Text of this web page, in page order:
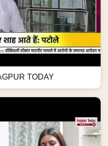
TODAY